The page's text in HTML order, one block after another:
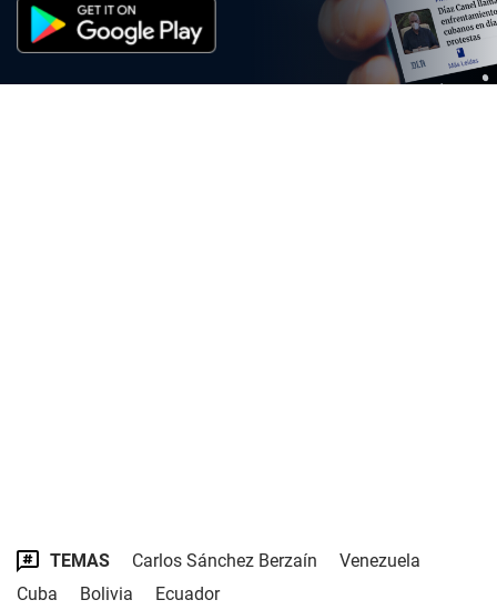
TEMAS Carlos Sánchez Berzaín
Venezuela
Cuba
Bolivia Ecuador